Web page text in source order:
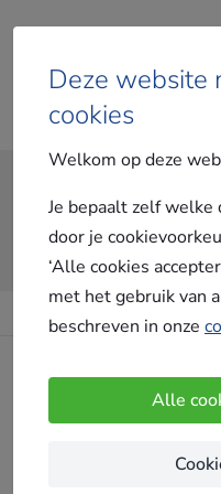
Deze website
cookies
Welkom op deze
Je bepaalt zelf welke
door je
‘Alle cookies
met het gebruik van
beschreven in onze
Alle
Blijf op de hoogte!
het laatste nieuws